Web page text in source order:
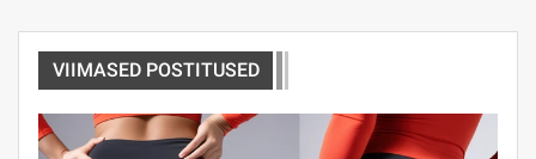
VIIMASED POSTITUSED